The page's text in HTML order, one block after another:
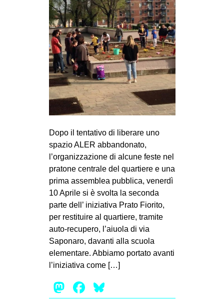
Dopo il tentativo di liberare uno
spazio ALER abbandonato,
l’organizzazione di alcune feste nel
pratone centrale del quartiere e una
prima assemblea pubblica, venerdì
10 Aprile si è svolta la seconda
parte dell’ iniziativa Prato Fiorito,
per restituire al quartiere, tramite
auto-recupero, l’aiuola di via
Saponaro, davanti alla scuola
elementare. Abbiamo portato avanti
l’iniziativa come […]
Mastodon
Facebook